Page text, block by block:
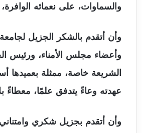
والسماوات، على نعمائه الوافرة،
وأن أتقدم بالشكر الجزيل
وأعضاء مجلس الأمناء، ورئيس
الشريعة خاصة، ممثلة بعميدها
عهدته وعاءً يتدفق علمًا، معطاءً
وأن أتقدم بجزيل شكري